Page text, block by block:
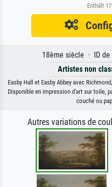
Enthält
18ème siècle · ID
Artistes non
Easby Hall et Easby Abbey avec
Disponible en impression d'art sur toile,
couché ou
Autres variations de